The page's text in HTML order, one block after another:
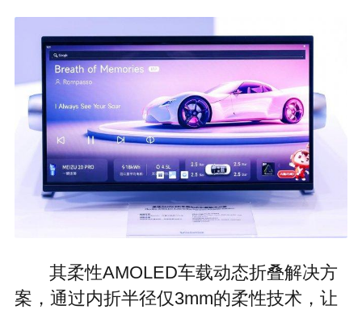
其柔性AMOLED车载动态折叠解决方
案，通过内折半径仅3mm的柔性技术，让